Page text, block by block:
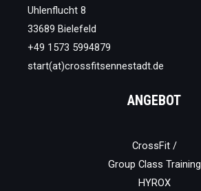
Uhlenflucht 8
33689 Bielefeld
+49 1573 5994879
start(at)crossfitsennestadt.de
ANGEBOT
CrossFit /
Group Class Training
HYROX